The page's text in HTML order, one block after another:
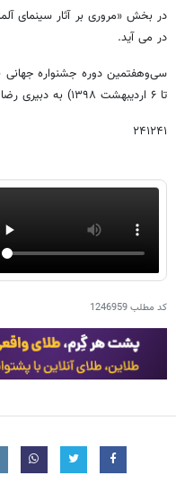
در می آید.
تا ۶ اردیبهشت ۱۳۹۸) به دبیری رضا میرکریمی در تهران برگزار می‌شود.
۲۴۱۲۴۱
کد مطلب1246959